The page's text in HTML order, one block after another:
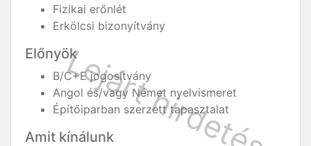
Fizikai erőnlét
Erkölcsi bizonyítvány
Előnyök
B/C+E jogosítvány
Angol és/vagy Német nyelvismeret
Építőiparban szerzett tapasztalat
Amit kínálunk